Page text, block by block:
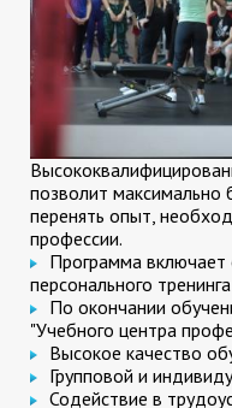
позволит максимально
перенять опыт,
профессии.
Программа
персонального
По окончании
"Учебного центра
Высокое качество
Групповой и
Содействие в